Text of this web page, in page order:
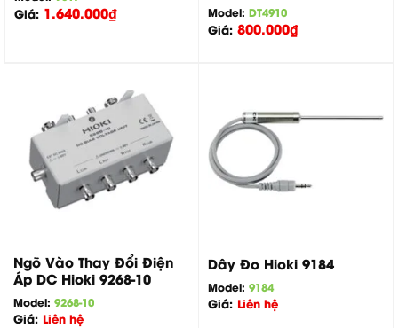
Giá: 1.640.000₫ Model: DT4910
Giá: 800.000₫
Ngõ Vào Thay Đổi Điện
Áp DC Hioki 9268-10
Model: 9268-10
Giá: Liên hệ
Dây Đo Hioki 9184
Model: 9184
Giá: Liên hệ